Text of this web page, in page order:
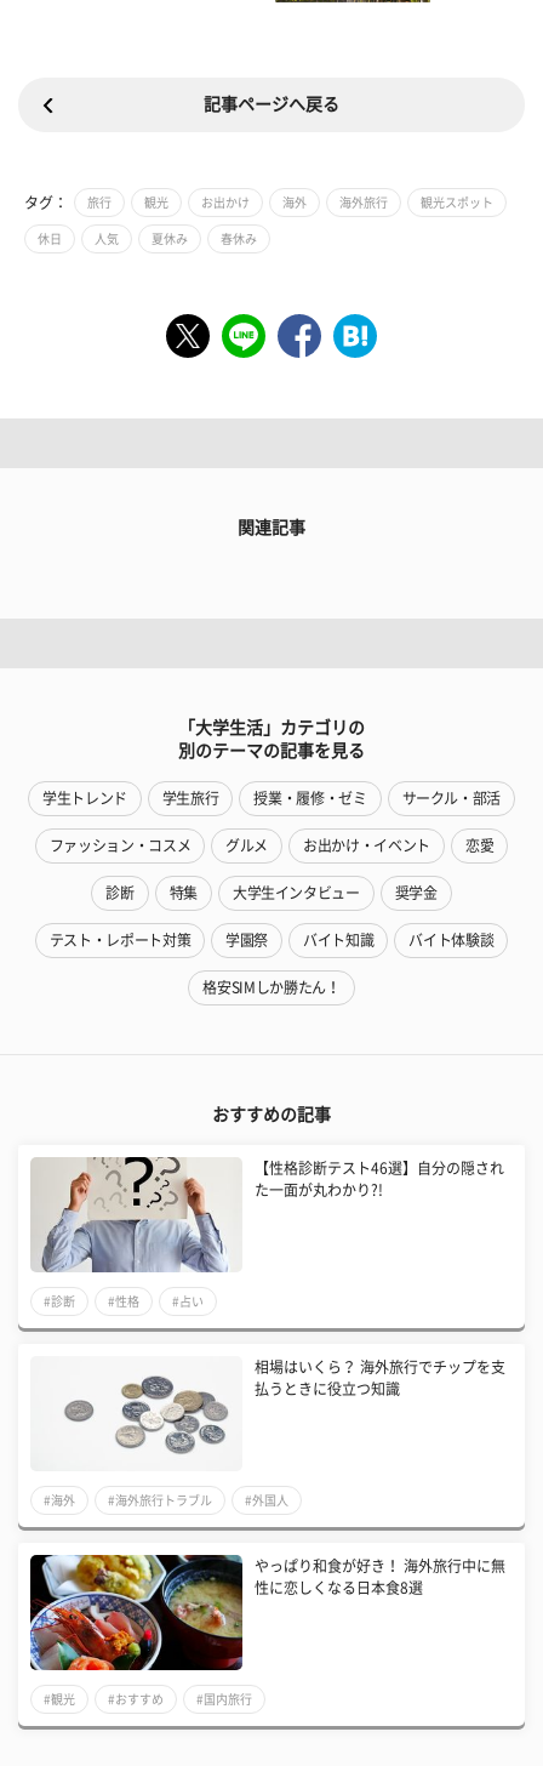
記事ページへ戻る
タグ： 旅行 観光 お出かけ 海外 海外旅行 観光スポット
休日 人気 夏休み 春休み
関連記事
「大学生活」カテゴリの
別のテーマの記事を見る
学生トレンド 学生旅行 授業・履修・ゼミ サークル・部活
ファッション・コスメ グルメ お出かけ・イベント 恋愛
診断 特集 大学生インタビュー 奨学金
テスト・レポート対策 学園祭 バイト知識 バイト体験談
格安SIMしか勝たん！
おすすめの記事
【性格診断テスト46選】自分の隠され
た一面が丸わかり?!
#診断 #性格 #占い
相場はいくら？ 海外旅行でチップを支
払うときに役立つ知識
#海外 #海外旅行トラブル #外国人
やっぱり和食が好き！ 海外旅行中に無
性に恋しくなる日本食8選
#観光 #おすすめ #国内旅行